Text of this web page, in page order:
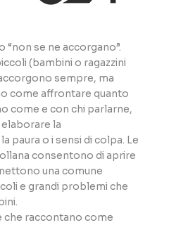
“non se ne accorgano”.
(bambini o ragazzini
sempre, ma
come affrontare quanto
come e con chi parlarne,
la
paura o i sensi di colpa. Le
consentono di aprire
una comune
e grandi problemi che
che raccontano come